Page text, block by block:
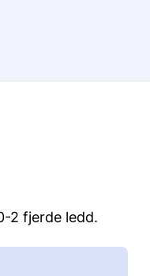
2 fjerde ledd.